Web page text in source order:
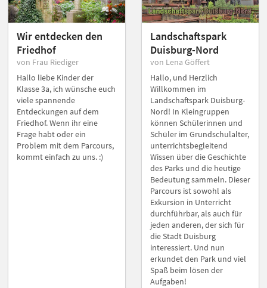
Wir entdecken den
Friedhof
von Frau Riediger
Hallo liebe Kinder der
Klasse 3a, ich wünsche euch
viele spannende
Entdeckungen auf dem
Friedhof. Wenn ihr eine
Frage habt oder ein
Problem mit dem Parcours,
kommt einfach zu uns. :)
Landschaftspark
Duisburg-Nord
von Lena Göffert
Hallo, und Herzlich
Willkommen im
Landschaftspark Duisburg-
Nord! In Kleingruppen
können Schülerinnen und
Schüler im Grundschulalter,
unterrichtsbegleitend
Wissen über die Geschichte
des Parks und die heutige
Bedeutung sammeln. Dieser
Parcours ist sowohl als
Exkursion in Unterricht
durchführbar, als auch für
jeden anderen, der sich für
die Stadt Duisburg
interessiert. Und nun
erkundet den Park und viel
Spaß beim lösen der
Aufgaben!